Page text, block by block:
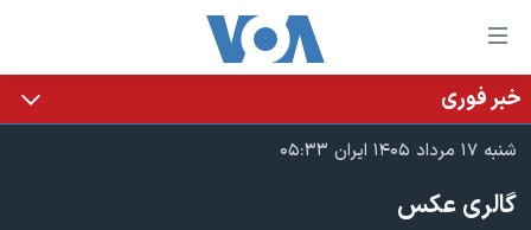
لینکهای
قابل
دسترسی
جهش
محتوای
خانه
نسخه سبک وب‌سایت
موضوع ها
خبر فوری
شنبه ۱۷ مرداد ۱۴۰۵ ایران ۰۵:۳۳
گالری عکس